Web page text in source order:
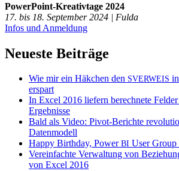
PowerPoint-Kreativtage 2024
17. bis 18. September 2024 | Fulda
Infos und Anmeldung
Neueste Beiträge
Wie mir ein Häkchen den SVERWEIS
erspart
In Excel 2016 liefern berechnete
Ergebnisse
Bald als Video: Pivot-Berichte
Datenmodell
Happy Birthday, PowerBI User
Vereinfachte Verwaltung von
von Excel 2016